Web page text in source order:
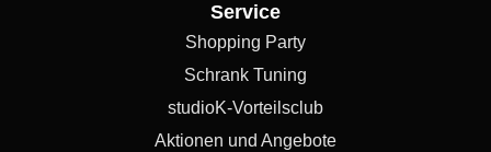
Service
Shopping Party
Schrank Tuning
studioK-Vorteilsclub
Aktionen und Angebote